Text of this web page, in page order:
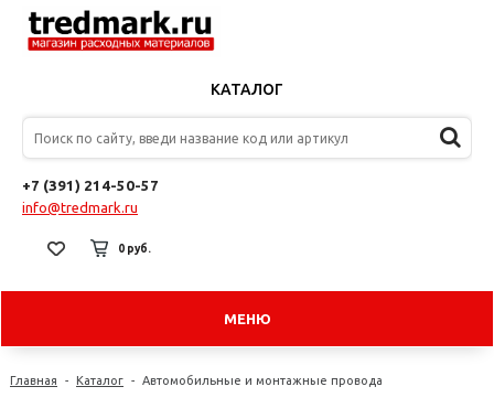
КАТАЛОГ
+7 (391) 214-50-57
info@tredmark.ru
0 руб.
МЕНЮ
Главная - Каталог - Автомобильные и монтажные провода